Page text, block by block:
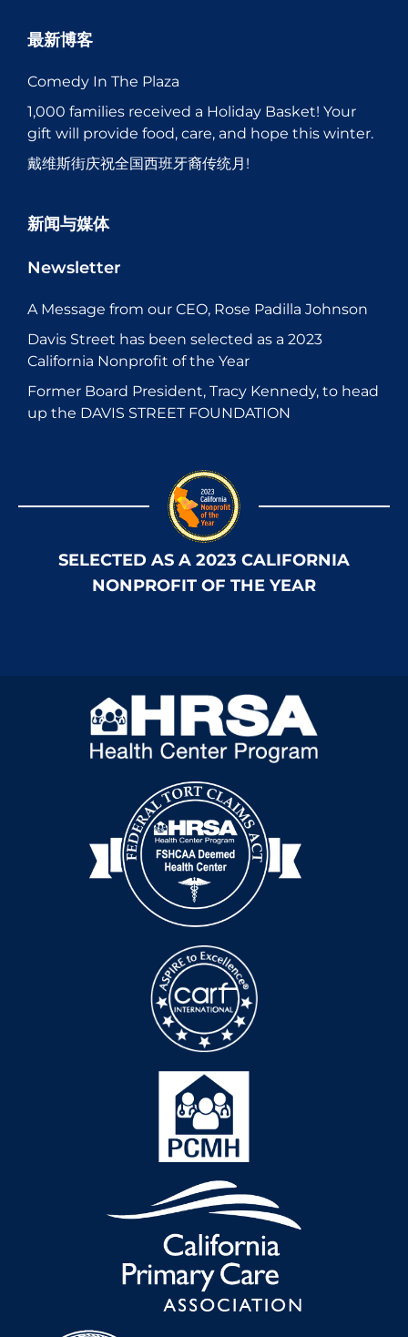
最新博客
Comedy In The Plaza
1,000 families received a Holiday Basket! Your
gift will provide food, care, and hope this winter.
戴维斯街庆祝全国西班牙裔传统月!
新闻与媒体
Newsletter
A Message from our CEO, Rose Padilla Johnson
Davis Street has been selected as a 2023
California Nonprofit of the Year
Former Board President, Tracy Kennedy, to head
up the DAVIS STREET FOUNDATION
SELECTED AS A 2023 CALIFORNIA
NONPROFIT OF THE YEAR